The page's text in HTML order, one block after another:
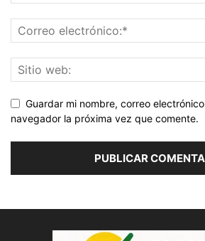
Guardar mi nombre, correo
navegador la próxima vez que comente.